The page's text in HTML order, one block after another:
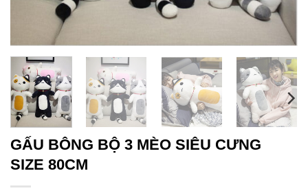
GẤU BÔNG BỘ 3 MÈO SIÊU CƯNG
SIZE 80CM